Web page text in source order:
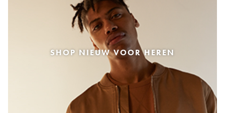
SHOP NIEUW VOOR HEREN